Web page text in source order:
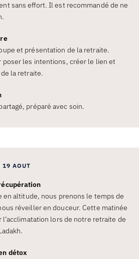
sans effort. Il est recommandé de ne
et présentation de la retraite.
poser les intentions, créer le lien et
la retraite.
préparé avec soin.
19 AOUT
en altitude, nous prenons le temps de
réveiller en douceur. Cette matinée
lors de notre retraite de
détox